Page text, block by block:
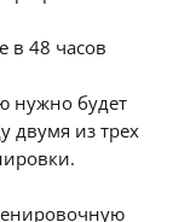
в 48 часов
нужно будет
двумя из трех